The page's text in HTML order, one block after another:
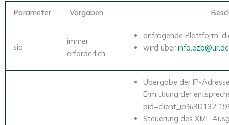
Parameter
Vorgaben
sid
immer
erforderlich
anfragende Plattform,
wird überinfo.ezb@ur.de
Übergabe der IP-
Ermittlung der
Steuerung des XML-